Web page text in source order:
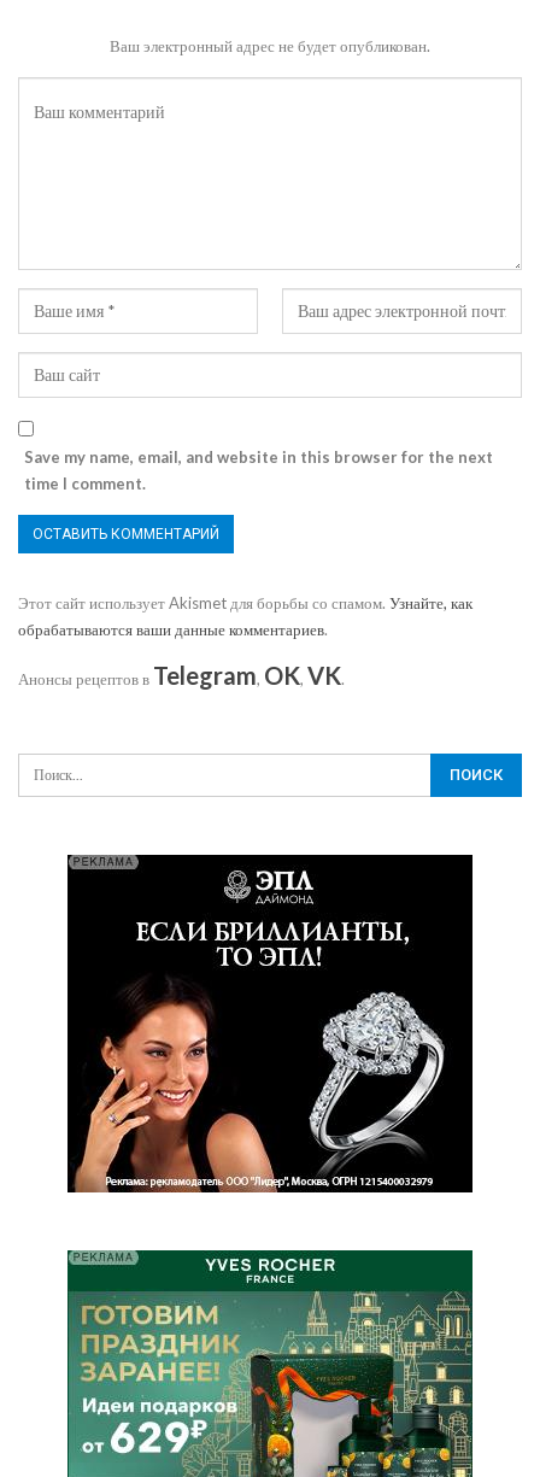
Ваш электронный адрес не будет опубликован.
Save my name, email, and website in this browser for the next
time I comment.
Этот сайт использует Akismet для борьбы со спамом. Узнайте, как
обрабатываются ваши данные комментариев.
Анонсы рецептов в Telegram, OK, VK.